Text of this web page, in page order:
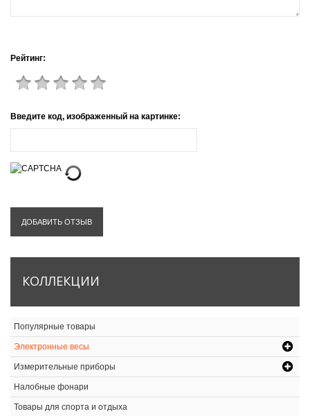
Рейтинг:
Введите код, изображенный на картинке:
ДОБАВИТЬ ОТЗЫВ
КОЛЛЕКЦИИ
Популярные товары
Электронные весы
Измерительные приборы
Налобные фонари
Товары для спорта и отдыха